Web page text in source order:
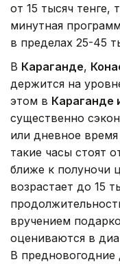
от 15 тысяч тенге,
минутная
в пределах 25-45
В Караганде,
держится на
этом в Караганде
существенно
или дневное
такие часы стоят
ближе к полуночи
возрастает до 15
вручением
оцениваются в
В предновогодние